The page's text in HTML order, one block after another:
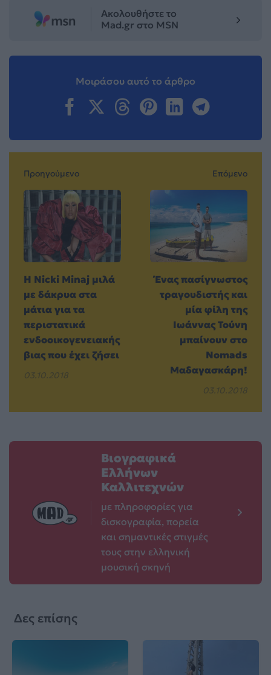
Ακολουθήστε το
Mad.gr στο MSN
Μοιράσου αυτό το άρθρο
Προηγούμενο
Η Nicki Minaj μιλά
με δάκρυα στα
μάτια για τα
περιστατικά
ενδοοικογενειακής
βιας που έχει ζήσει
03.10.2018
Επόμενο
Ένας πασίγνωστος
τραγουδιστής και
μία φίλη της
Ιωάννας Τούνη
μπαίνουν στο
Nomads
Μαδαγασκάρη!
03.10.2018
Βιογραφικά
Ελλήνων
Καλλιτεχνών
με πληροφορίες για
δισκογραφία, πορεία
και σημαντικές στιγμές
τους στην ελληνική
μουσική σκηνή
Δες επίσης